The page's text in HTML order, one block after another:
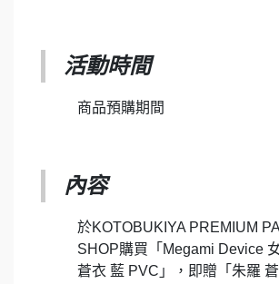
活動時間
商品預購期間
內容
於KOTOBUKIYA PREMIUM
SHOP購買「Megami Device
蒼衣 藍 PVC」，即贈「朱羅